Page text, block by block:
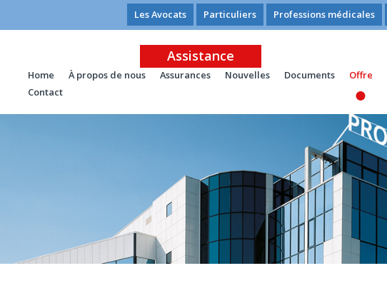
Les Avocats Particuliers Professions médicales
Assistance
Home À propos de nous Assurances Nouvelles Documents Offre
Contact